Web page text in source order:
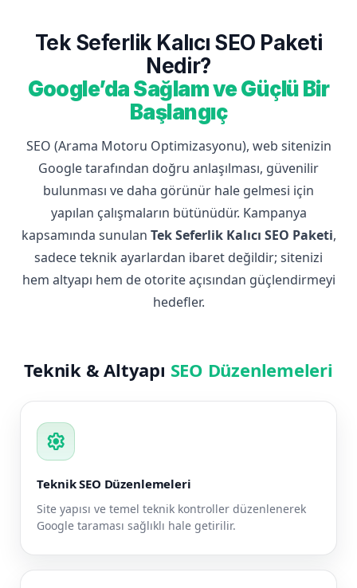
Tek Seferlik Kalıcı SEO Paketi
Nedir?
Google’da Sağlam ve Güçlü Bir
Başlangıç
SEO (Arama Motoru Optimizasyonu), web sitenizin
Google tarafından doğru anlaşılması, güvenilir
bulunması ve daha görünür hale gelmesi için
yapılan çalışmaların bütünüdür. Kampanya
kapsamında sunulan Tek Seferlik Kalıcı SEO Paketi,
sadece teknik ayarlardan ibaret değildir; sitenizi
hem altyapı hem de otorite açısından güçlendirmeyi
hedefler.
Teknik & Altyapı SEO Düzenlemeleri
settings
Teknik SEO Düzenlemeleri
Site yapısı ve temel teknik kontroller düzenlenerek
Google taraması sağlıklı hale getirilir.